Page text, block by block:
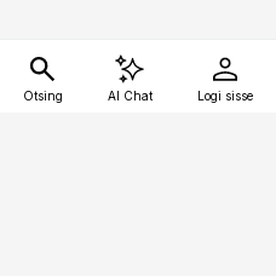
Otsing AI Chat Logi sisse